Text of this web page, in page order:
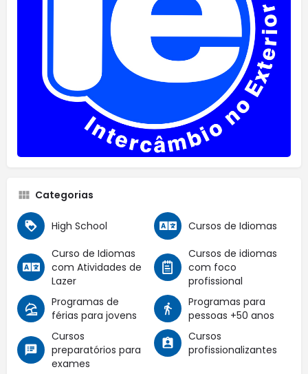
Categorias
High School
Cursos de Idiomas
Curso de Idiomas
com Atividades de
Lazer
Cursos de idiomas
com foco
profissional
Programas de
férias para jovens
Programas para
pessoas +50 anos
Cursos
preparatórios para
exames
Cursos
profissionalizantes